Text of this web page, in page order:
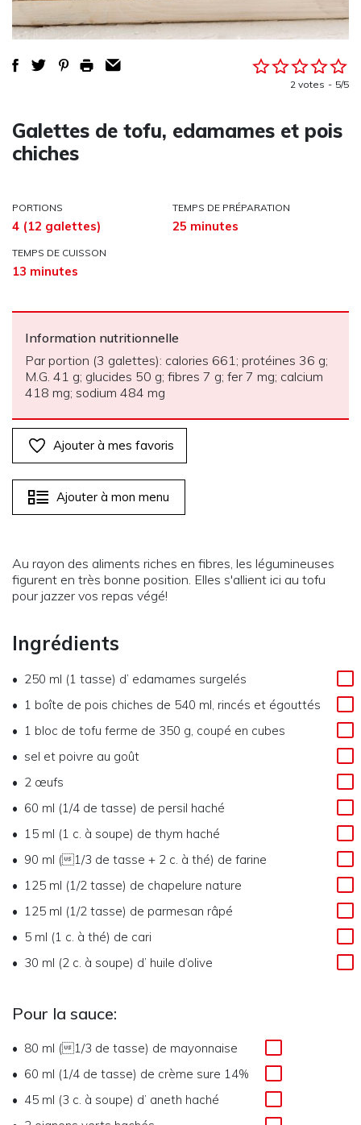
2 votes 5/5
Galettes de tofu, edamames et pois
chiches
PORTIONS
4 (12 galettes)
TEMPS DE PRÉPARATION
25 minutes
TEMPS DE CUISSON
13 minutes
Information nutritionnelle
Par portion (3 galettes): calories 661; protéines 36 g;
M.G. 41 g; glucides 50 g; fibres 7 g; fer 7 mg; calcium
418 mg; sodium 484 mg
Ajouter à mes favoris
Ajouter à mon menu
Au rayon des aliments riches en fibres, les légumineuses
figurent en très bonne position. Elles s'allient ici au tofu
pour jazzer vos repas végé!
Ingrédients
250 ml (1 tasse) d’ edamames surgelés
1 boîte de pois chiches de 540 ml, rincés et égouttés
1 bloc de tofu ferme de 350 g, coupé en cubes
sel et poivre au goût
2 œufs
60 ml (1/4 de tasse) de persil haché
15 ml (1 c. à soupe) de thym haché
90 ml (1/3 de tasse + 2 c. à thé) de farine
125 ml (1/2 tasse) de chapelure nature
125 ml (1/2 tasse) de parmesan râpé
5 ml (1 c. à thé) de cari
30 ml (2 c. à soupe) d’ huile d’olive
Pour la sauce:
80 ml (1/3 de tasse) de mayonnaise
60 ml (1/4 de tasse) de crème sure 14%
45 ml (3 c. à soupe) d’ aneth haché